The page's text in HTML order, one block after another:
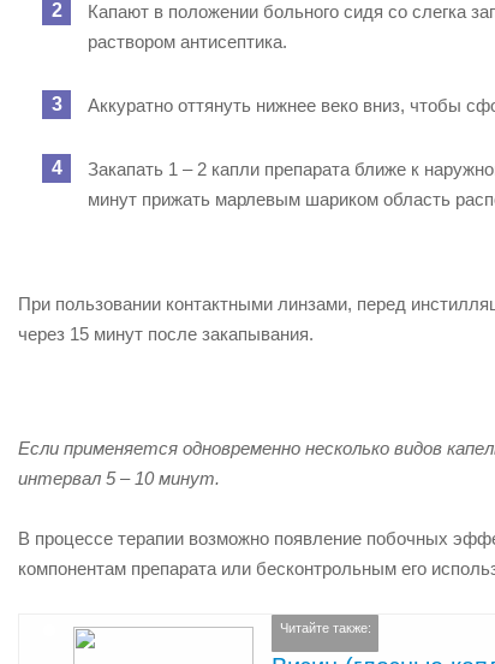
Капают в положении больного сидя со слегка
раствором антисептика.
Аккуратно оттянуть нижнее веко вниз, чтобы
Закапать 1 – 2 капли препарата ближе к
минут прижать марлевым шариком область
При пользовании контактными линзами, перед
через 15 минут после закапывания.
Если применяется одновременно несколько видов
интервал 5 – 10 минут.
В процессе терапии возможно появление побочных
компонентам препарата или бесконтрольным его
Читайте также: